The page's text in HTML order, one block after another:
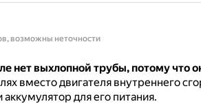
возможны неточности
нет выхлопной трубы, потому что
вместо двигателя внутреннего
для его питания.